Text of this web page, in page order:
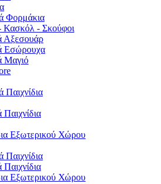
Φορμάκια
Κασκόλ - Σκούφοι
Αξεσουάρ
Εσώρουχα
Μαγιό
Παιχνίδια
Παιχνίδια
Εξωτερικού Χώρου
Παιχνίδια
Παιχνίδια
Εξωτερικού Χώρου